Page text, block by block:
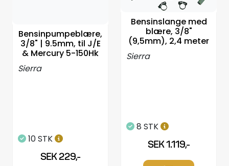
Bensinpumpeblære,
3/8" | 9.5mm, til J/E
& Mercury 5-150Hk
Sierra
10 STK
SEK 229,-
Bensinslange med
blære, 3/8"
(9,5mm), 2,4 meter
Sierra
8 STK
SEK 1.119,-
Verktyg
Super Outlet
Brandsläckare